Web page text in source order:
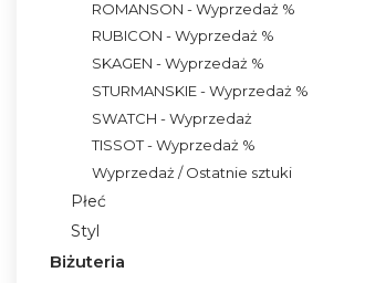
ROMANSON - Wyprzedaż %
RUBICON - Wyprzedaż %
SKAGEN - Wyprzedaż %
STURMANSKIE - Wyprzedaż %
SWATCH - Wyprzedaż
TISSOT - Wyprzedaż %
Wyprzedaż / Ostatnie sztuki
Płeć
Styl
Biżuteria